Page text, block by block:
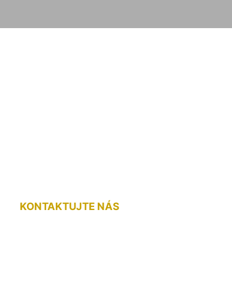
KONTAKTUJTE NÁS